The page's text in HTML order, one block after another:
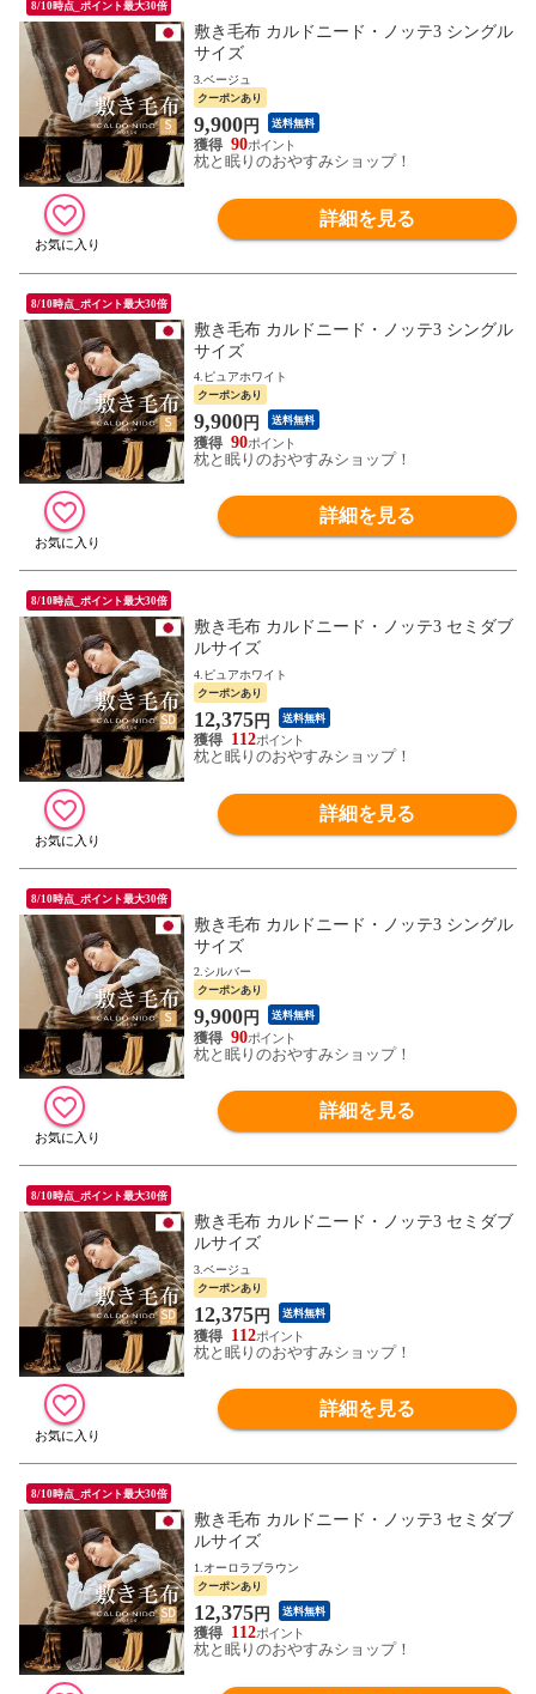
8/10時点_ポイント最大30倍
敷き毛布 カルドニード・ノッテ3 シングル
サイズ
3.ベージュ
クーポンあり
9,900円 送料無料
90
枕と眠りのおやすみショップ！
詳細を見る
8/10時点_ポイント最大30倍
敷き毛布 カルドニード・ノッテ3 シングル
サイズ
4.ピュアホワイト
クーポンあり
9,900円 送料無料
90
枕と眠りのおやすみショップ！
詳細を見る
8/10時点_ポイント最大30倍
敷き毛布 カルドニード・ノッテ3 セミダブ
ルサイズ
4.ピュアホワイト
クーポンあり
12,375円 送料無料
112
枕と眠りのおやすみショップ！
詳細を見る
8/10時点_ポイント最大30倍
敷き毛布 カルドニード・ノッテ3 シングル
サイズ
2.シルバー
クーポンあり
9,900円 送料無料
90
枕と眠りのおやすみショップ！
詳細を見る
8/10時点_ポイント最大30倍
敷き毛布 カルドニード・ノッテ3 セミダブ
ルサイズ
3.ベージュ
クーポンあり
12,375円 送料無料
112
枕と眠りのおやすみショップ！
詳細を見る
8/10時点_ポイント最大30倍
敷き毛布 カルドニード・ノッテ3 セミダブ
ルサイズ
1.オーロラブラウン
クーポンあり
12,375円 送料無料
112
枕と眠りのおやすみショップ！